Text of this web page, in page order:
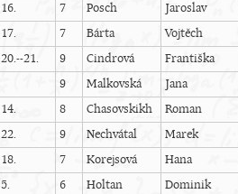
16. 7 Posch Jaroslav
17. 7 Bárta Vojtěch
20.--21. 9 Cindrová Františka
9
Malkovská Jana
14. 8 Chasovskikh Roman
22. 9 Nechvátal Marek
18. 7 Korejsová Hana
5. 6 Holtan Dominik